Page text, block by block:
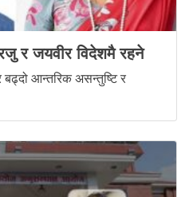
र जयवीर विदेशमै रहने
बढ्दो आन्तरिक असन्तुष्टि र